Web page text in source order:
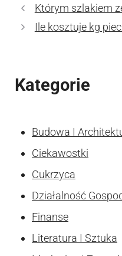
Którym szlakiem
Ile kosztuje kg
Kategorie
Budowa I
Ciekawostki
Cukrzyca
Działalność
Finanse
Literatura I Sztuka